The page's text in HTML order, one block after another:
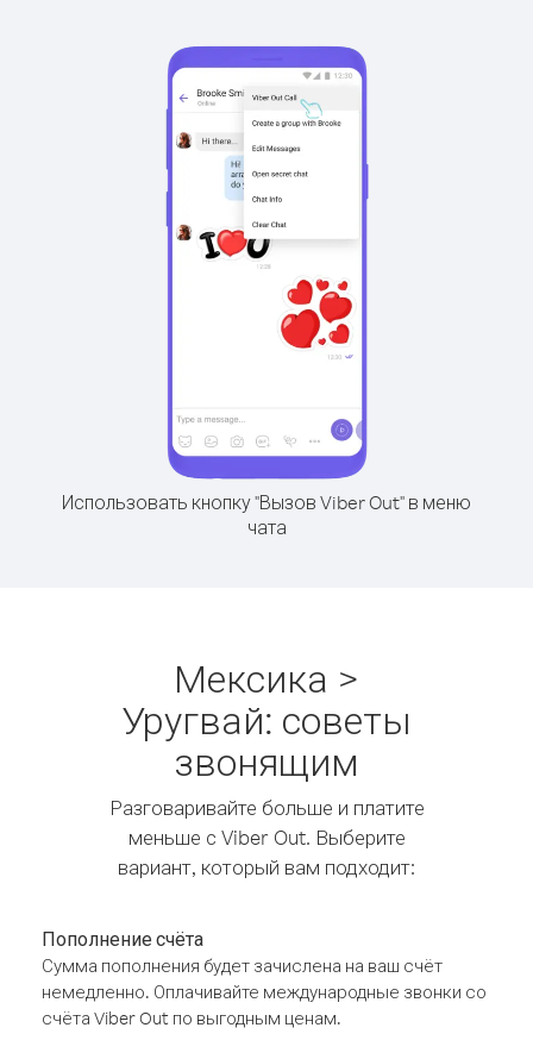
Использовать кнопку "Вызов Viber Out" в меню
чата
Мексика >
Уругвай: советы
звонящим
Разговаривайте больше и платите
меньше с Viber Out. Выберите
вариант, который вам подходит:
Пополнение счёта
Сумма пополнения будет зачислена на ваш счёт
немедленно. Оплачивайте международные звонки со
счёта Viber Out по выгодным ценам.